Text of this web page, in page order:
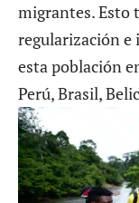
migrantes. Esto
regularización e
esta población
Perú, Brasil,